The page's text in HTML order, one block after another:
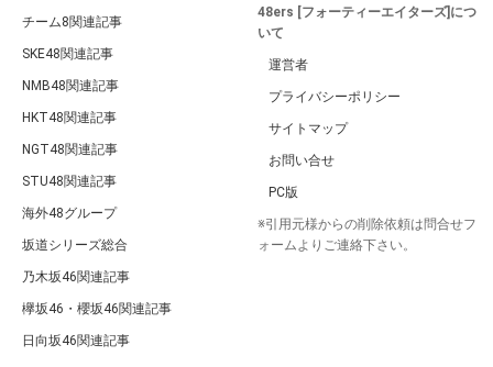
チーム8関連記事
SKE48関連記事
NMB48関連記事
HKT48関連記事
NGT48関連記事
STU48関連記事
海外48グループ
坂道シリーズ総合
乃木坂46関連記事
欅坂46・櫻坂46関連記事
日向坂46関連記事
48ers [フォーティーエイターズ]につ
いて
運営者
プライバシーポリシー
サイトマップ
お問い合せ
PC版
※引用元様からの削除依頼は問合せフ
ォームよりご連絡下さい。